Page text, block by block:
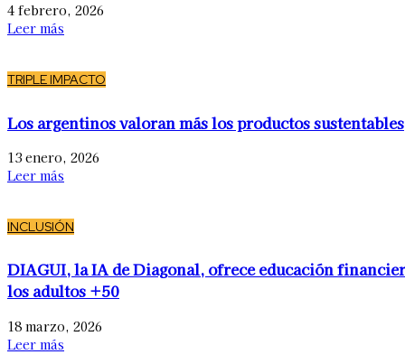
4 febrero, 2026
Leer más
TRIPLE IMPACTO
Los argentinos valoran más los productos sustentables
13 enero, 2026
Leer más
INCLUSIÓN
DIAGUI, la IA de Diagonal, ofrece educación
los adultos +50
18 marzo, 2026
Leer más